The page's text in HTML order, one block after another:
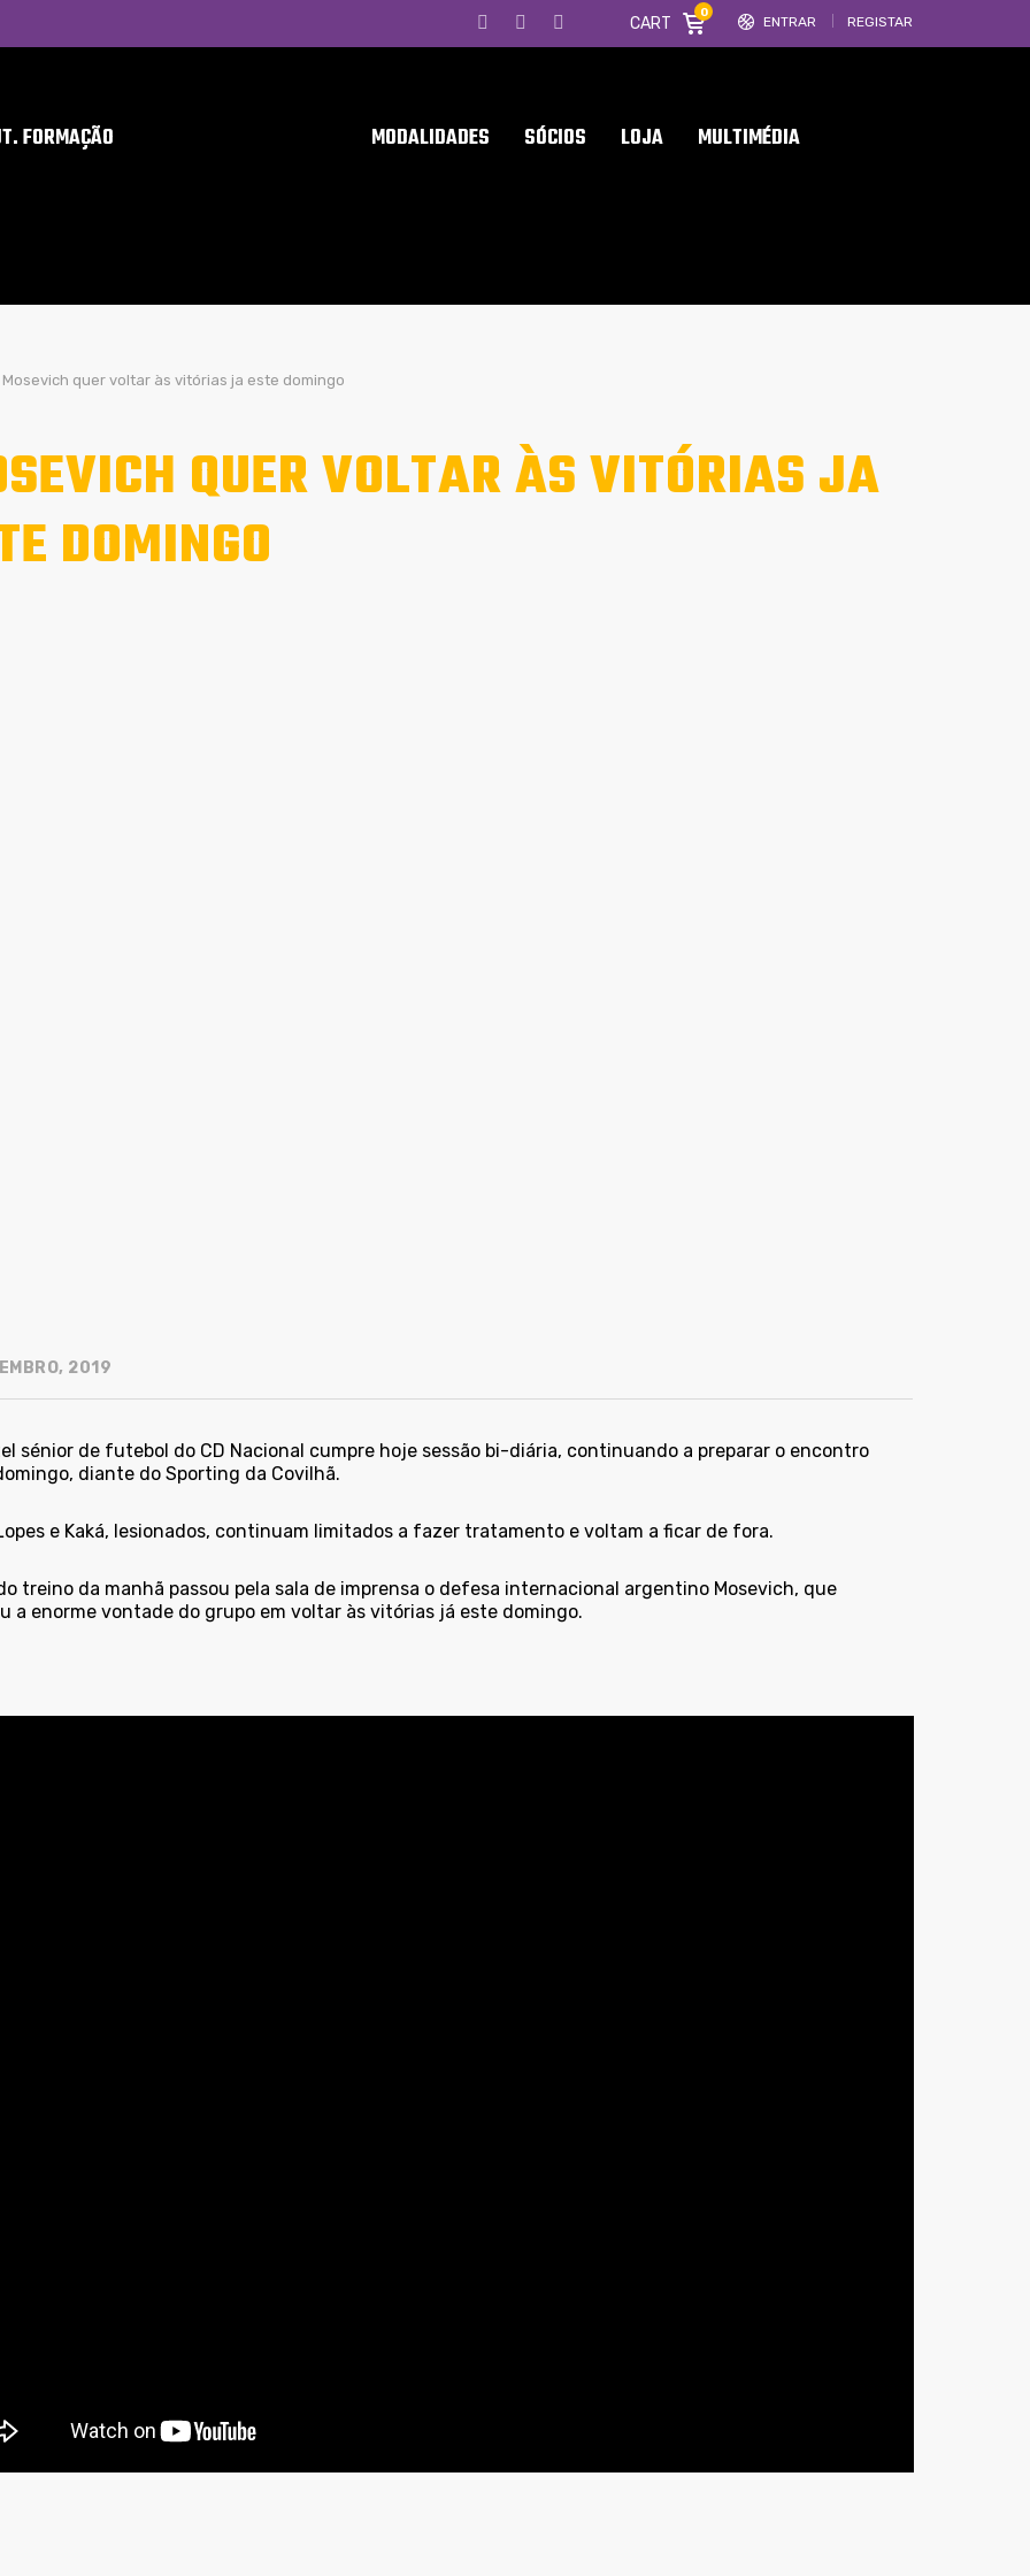
ENTRAR REGISTAR
CART
0
FORMAÇÃO MODALIDADES SÓCIOS LOJA MULTIMÉDIA
Mosevich quer voltar às vitórias ja este domingo
QUER VOLTAR ÀS VITÓRIAS JA
DOMINGO
2019
sénior de futebol do CD Nacional cumpre hoje sessão bi-diária, continuando a preparar o encontro
diante do Sporting da Covilhã.
e Kaká, lesionados, continuam limitados a fazer tratamento e voltam a ficar de fora.
treino da manhã passou pela sala de imprensa o defesa internacional argentino Mosevich, que
a enorme vontade do grupo em voltar às vitórias já este domingo.